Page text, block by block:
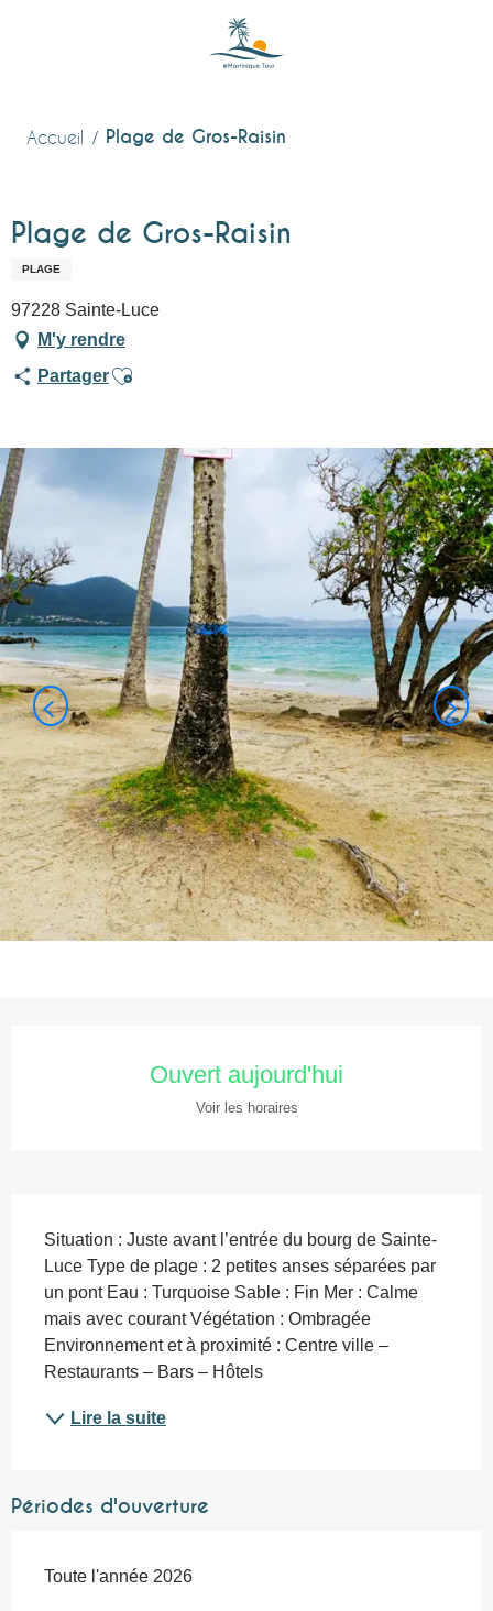
Accueil Plage de Gros-Raisin
Plage de Gros-Raisin
PLAGE
97228 Sainte-Luce
M'y rendre
PartagerAjouter aux favoris
Ouvert aujourd'hui
Voir les horaires
Situation : Juste avant l’entrée du bourg de Sainte-
Luce Type de plage : 2 petites anses séparées par
un pont Eau : Turquoise Sable : Fin Mer : Calme
mais avec courant Végétation : Ombragée
Environnement et à proximité : Centre ville –
Restaurants – Bars – Hôtels
Lire la suite
Périodes d'ouverture
Toute l'année 2026